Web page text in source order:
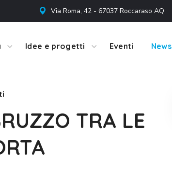
Via Roma, 42 - 67037 Roccaraso AQ
Idee e progetti Eventi News
TRA LE